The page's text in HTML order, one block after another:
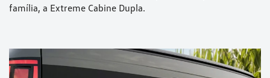
família, a Extreme Cabine Dupla.